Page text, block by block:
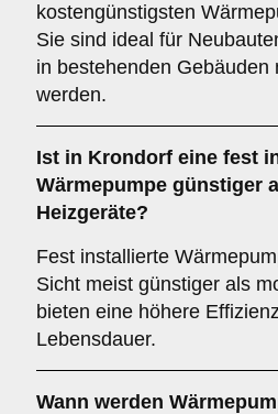
kostengünstigsten
Sie sind ideal für
in bestehenden Gebäuden
werden.
Ist in Krondorf eine fest
Wärmepumpe günstiger
Heizgeräte?
Fest installierte
Sicht meist günstiger als
bieten eine höhere
Lebensdauer.
Wann werden